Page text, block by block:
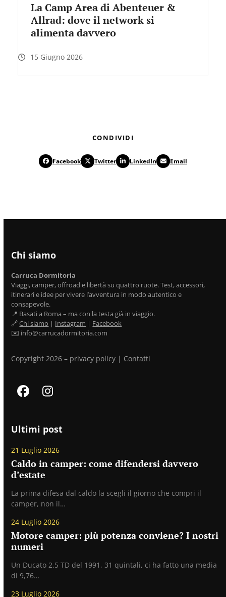
La Camp Area di Abenteuer &
Allrad: dove il network si
alimenta davvero
15 Giugno 2026
CONDIVIDI
Facebook Twitter LinkedIn Email
Chi siamo
Carruca Dormitoria
Viaggi, camper, offroad e libertà su quattro ruote. Test, accessori,
itinerari e idee per vivere l’avventura in modo autentico e
consapevole.
📍 Basati a Roma – ma con la testa già in viaggio.
🔗Chi siamo | Instagram | Facebook
✉️ info@carrucadormitoria.com
Copyright 2026 – privacy policy | Contatti
FacebookInstagram
Ultimi post
21 Luglio 2026
Caldo in camper: come difendersi davvero
d’estate
La prima difesa dal caldo la scegli il giorno che compri il
camper, non il…
24 Luglio 2026
Motore camper: più potenza conviene? I nostri
numeri
Un Ducato 2.5 TD del 1991, 31 quintali, ci ha fatto una media
di 9,76…
23 Luglio 2026